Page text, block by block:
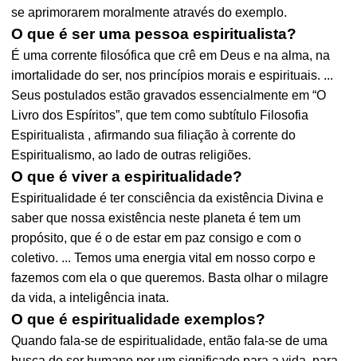
se aprimorarem moralmente através do exemplo.
O que é ser uma pessoa espiritualista?
É uma corrente filosófica que crê em Deus e na alma, na
imortalidade do ser, nos princípios morais e espirituais. ...
Seus postulados estão gravados essencialmente em “O
Livro dos Espíritos”, que tem como subtítulo Filosofia
Espiritualista , afirmando sua filiação à corrente do
Espiritualismo, ao lado de outras religiões.
O que é viver a espiritualidade?
Espiritualidade é ter consciência da existência Divina e
saber que nossa existência neste planeta é tem um
propósito, que é o de estar em paz consigo e com o
coletivo. ... Temos uma energia vital em nosso corpo e
fazemos com ela o que queremos. Basta olhar o milagre
da vida, a inteligência inata.
O que é espiritualidade exemplos?
Quando fala-se de espiritualidade, então fala-se de uma